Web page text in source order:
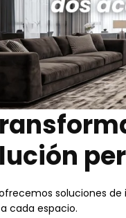
soluciones
cada espacio.